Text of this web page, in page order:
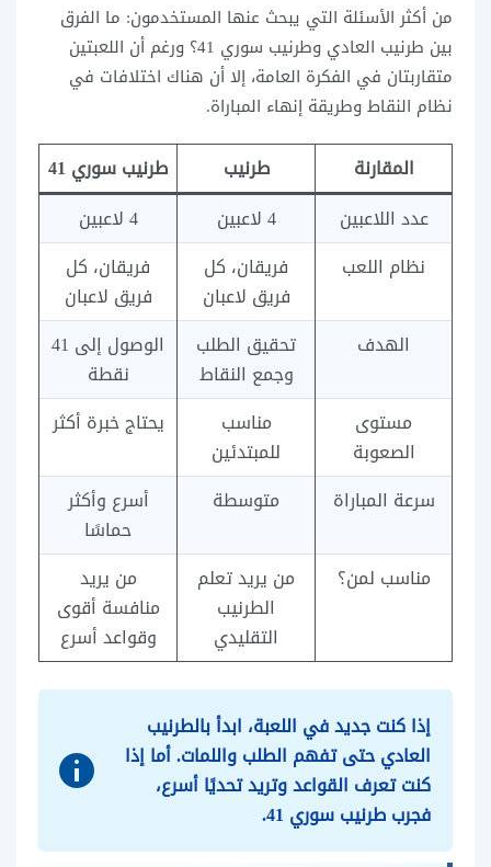
من أكثر الأسئلة التي يبحث عنها المستخدمون: ما الفرق
بين طرنيب العادي وطرنيب سوري 41؟ ورغم أن اللعبتين
متقاربتان في الفكرة العامة، إلا أن هناك اختلافات في
نظام النقاط وطريقة إنهاء المباراة.
المقارنة طرنيب
طرنيب سوري 41
عدد اللاعبين
4 لاعبين
4 لاعبين
نظام اللعب
فريقان، كل
فريق لاعبان
فريقان، كل
فريق لاعبان
الهدف
تحقيق الطلب
وجمع النقاط
الوصول إلى 41
نقطة
مستوى
الصعوبة
مناسب
للمبتدئين
يحتاج خبرة أكثر
سرعة المباراة متوسطة
أسرع وأكثر
حماسًا
مناسب لمن؟
من يريد تعلم
الطرنيب
التقليدي
من يريد
منافسة أقوى
وقواعد أسرع
إذا كنت جديد في اللعبة، ابدأ بالطرنيب
العادي حتى تفهم الطلب واللمات. أما إذا
كنت تعرف القواعد وتريد تحديًا أسرع،
فجرب طرنيب سوري 41.